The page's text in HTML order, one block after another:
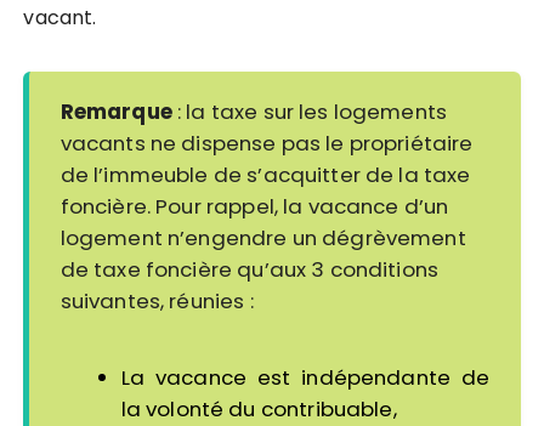
vacant.
Remarque: la taxe sur les logements
vacants ne dispense pas le propriétaire
de l’immeuble de s’acquitter de la taxe
foncière. Pour rappel, la vacance d’un
logement n’engendre un dégrèvement
de taxe foncière qu’aux 3 conditions
suivantes, réunies :
La vacance est indépendante de
la volonté du contribuable,